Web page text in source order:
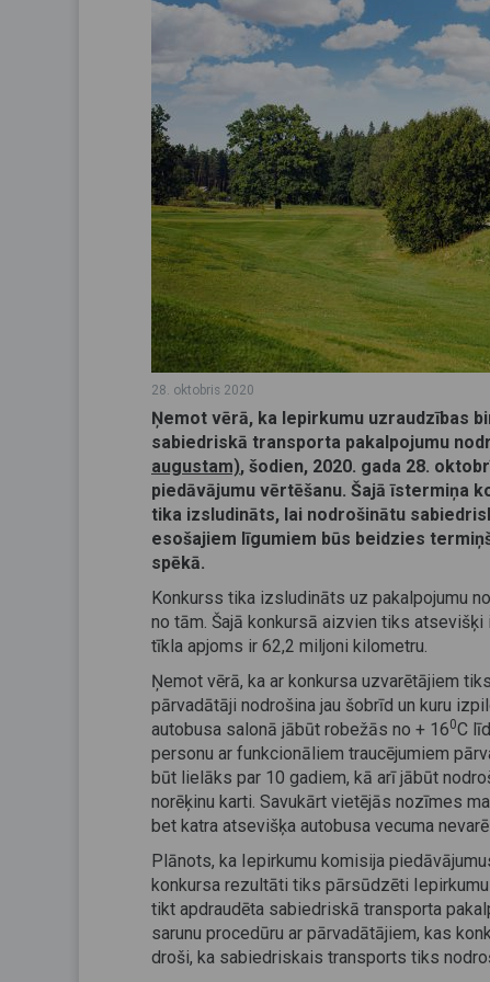
28. oktobris 2020
Ņemot vērā, ka Iepirkumu uzraudzības
sabiedriskā transporta pakalpojumu
augustam), šodien, 2020. gada 28.
piedāvājumu vērtēšanu. Šajā īstermiņa
tika izsludināts, lai nodrošinātu
esošajiem līgumiem būs beidzies
spēkā.
Konkurss tika izsludināts uz pakalpojumu
no tām. Šajā konkursā aizvien tiks
tīkla apjoms ir 62,2 miljoni kilometru.
Ņemot vērā, ka ar konkursa uzvarētājiem
pārvadātāji nodrošina jau šobrīd un kuru
autobusa salonā jābūt robežās no + 160C
personu ar funkcionāliem traucējumiem
būt lielāks par 10 gadiem, kā arī jābūt
norēķinu karti. Savukārt vietējās nozīmes
bet katra atsevišķa autobusa vecuma
Plānots, ka Iepirkumu komisija
konkursa rezultāti tiks pārsūdzēti
tikt apdraudēta sabiedriskā transporta
sarunu procedūru ar pārvadātājiem, kas
droši, ka sabiedriskais transports tiks